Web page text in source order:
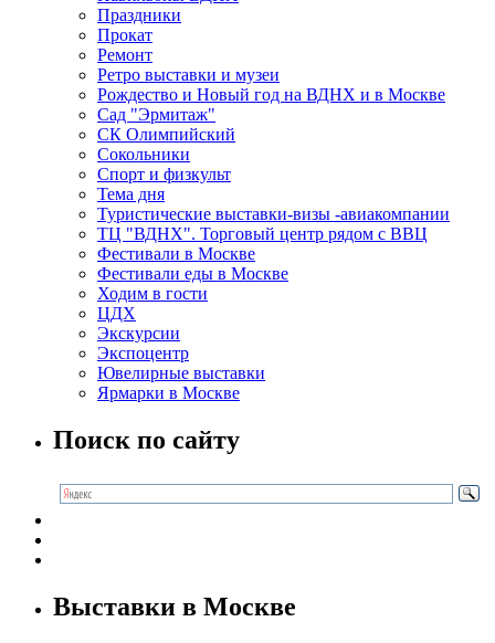
Праздники
Прокат
Ремонт
Ретро выставки и музеи
Рождество и Новый год на ВДНХ и в Москве
Сад "Эрмитаж"
СК Олимпийский
Сокольники
Спорт и физкульт
Тема дня
Туристические выставки-визы -авиакомпании
ТЦ "ВДНХ". Торговый центр рядом с ВВЦ
Фестивали в Москве
Фестивали еды в Москве
Ходим в гости
ЦДХ
Экскурсии
Экспоцентр
Ювелирные выставки
Ярмарки в Москве
Поиск по сайту
Выставки в Москве